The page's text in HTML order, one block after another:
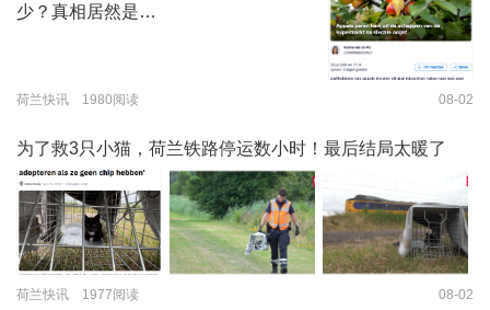
少？真相居然是…
荷兰快讯 1980阅读 08-02
为了救3只小猫，荷兰铁路停运数小时！最后结局太暖了
荷兰快讯 1977阅读 08-02